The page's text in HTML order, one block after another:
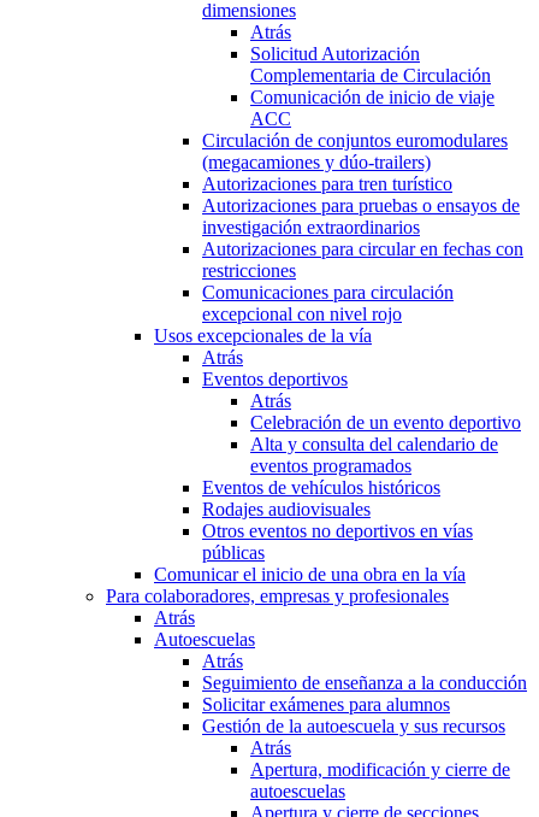
dimensiones
Atrás
Solicitud Autorización
Complementaria de Circulación
Comunicación de inicio de viaje
ACC
Circulación de conjuntos euromodulares
(megacamiones y dúo-trailers)
Autorizaciones para tren turístico
Autorizaciones para pruebas o ensayos de
investigación extraordinarios
Autorizaciones para circular en fechas con
restricciones
Comunicaciones para circulación
excepcional con nivel rojo
Usos excepcionales de la vía
Atrás
Eventos deportivos
Atrás
Celebración de un evento deportivo
Alta y consulta del calendario de
eventos programados
Eventos de vehículos históricos
Rodajes audiovisuales
Otros eventos no deportivos en vías
públicas
Comunicar el inicio de una obra en la vía
Para colaboradores, empresas y profesionales
Atrás
Autoescuelas
Atrás
Seguimiento de enseñanza a la conducción
Solicitar exámenes para alumnos
Gestión de la autoescuela y sus recursos
Atrás
Apertura, modificación y cierre de
autoescuelas